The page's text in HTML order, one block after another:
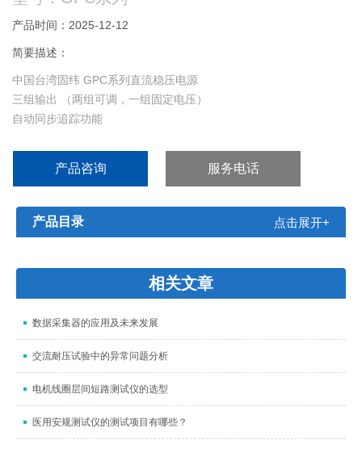
产品时间：2025-12-12
简要描述：
中国台湾固纬 GPC系列直流稳压电源
三组输出 （两组可调，一组固定电压）
自动同步追踪功能
产品咨询 服务电话
产品目录 点击展开+
相关文章
数据采集器的应用及未来发展
交流耐压试验中的异常问题分析
电机线圈层间短路测试仪的选型
医用安规测试仪的测试项目有哪些？